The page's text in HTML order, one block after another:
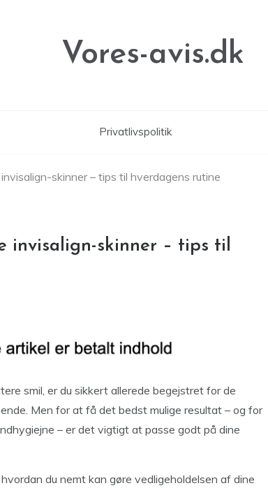
Vores-avis.dk
Privatlivspolitik
skinner – tips til hverdagens rutine
invisalign-skinner – tips til
smil, er du sikkert allerede begejstret for de
Men for at få det bedst mulige resultat – og for
– er det vigtigt at passe godt på dine
du nemt kan gøre vedligeholdelsen af dine